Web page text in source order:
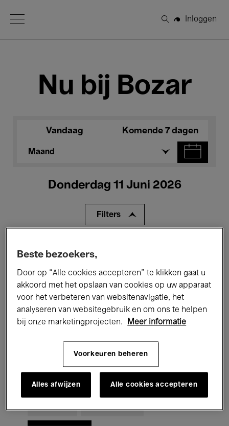
Open Menu
Zoeken
Inloggen
Nu bij Bozar
Vandaag Komende 7 dagen
Maand
Donderdag 11 Juni 2026
Filters
Tentoonstellingen Films
Performances Lezingen & Debatten
Jazz Klassieke Muziek Global Music
Elektronische Muziek
Voor iedereen Kids’ Palace
Beste bezoekers,
Door op “Alle cookies accepteren” te klikken gaat u
akkoord met het opslaan van cookies op uw apparaat
voor het verbeteren van websitenavigatie, het
analyseren van websitegebruik en om ons te helpen
bij onze marketingprojecten.
Meer informatie
Voorkeuren beheren
Alles afwijzen Alle cookies accepteren